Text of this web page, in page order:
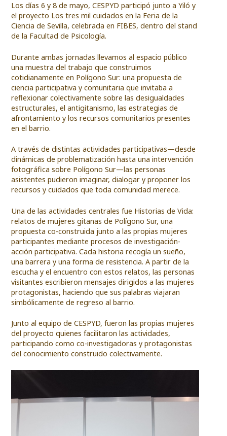
Los días 6 y 8 de mayo, CESPYD participó junto a Yiló y
el proyecto Los tres mil cuidados en la Feria de la
Ciencia de Sevilla, celebrada en FIBES, dentro del stand
de la Facultad de Psicología.
Durante ambas jornadas llevamos al espacio público
una muestra del trabajo que construimos
cotidianamente en Polígono Sur: una propuesta de
ciencia participativa y comunitaria que invitaba a
reflexionar colectivamente sobre las desigualdades
estructurales, el antigitanismo, las estrategias de
afrontamiento y los recursos comunitarios presentes
en el barrio.
A través de distintas actividades participativas—desde
dinámicas de problematización hasta una intervención
fotográfica sobre Polígono Sur—las personas
asistentes pudieron imaginar, dialogar y proponer los
recursos y cuidados que toda comunidad merece.
Una de las actividades centrales fue Historias de Vida:
relatos de mujeres gitanas de Polígono Sur, una
propuesta co-construida junto a las propias mujeres
participantes mediante procesos de investigación-
acción participativa. Cada historia recogía un sueño,
una barrera y una forma de resistencia. A partir de la
escucha y el encuentro con estos relatos, las personas
visitantes escribieron mensajes dirigidos a las mujeres
protagonistas, haciendo que sus palabras viajaran
simbólicamente de regreso al barrio.
Junto al equipo de CESPYD, fueron las propias mujeres
del proyecto quienes facilitaron las actividades,
participando como co-investigadoras y protagonistas
del conocimiento construido colectivamente.